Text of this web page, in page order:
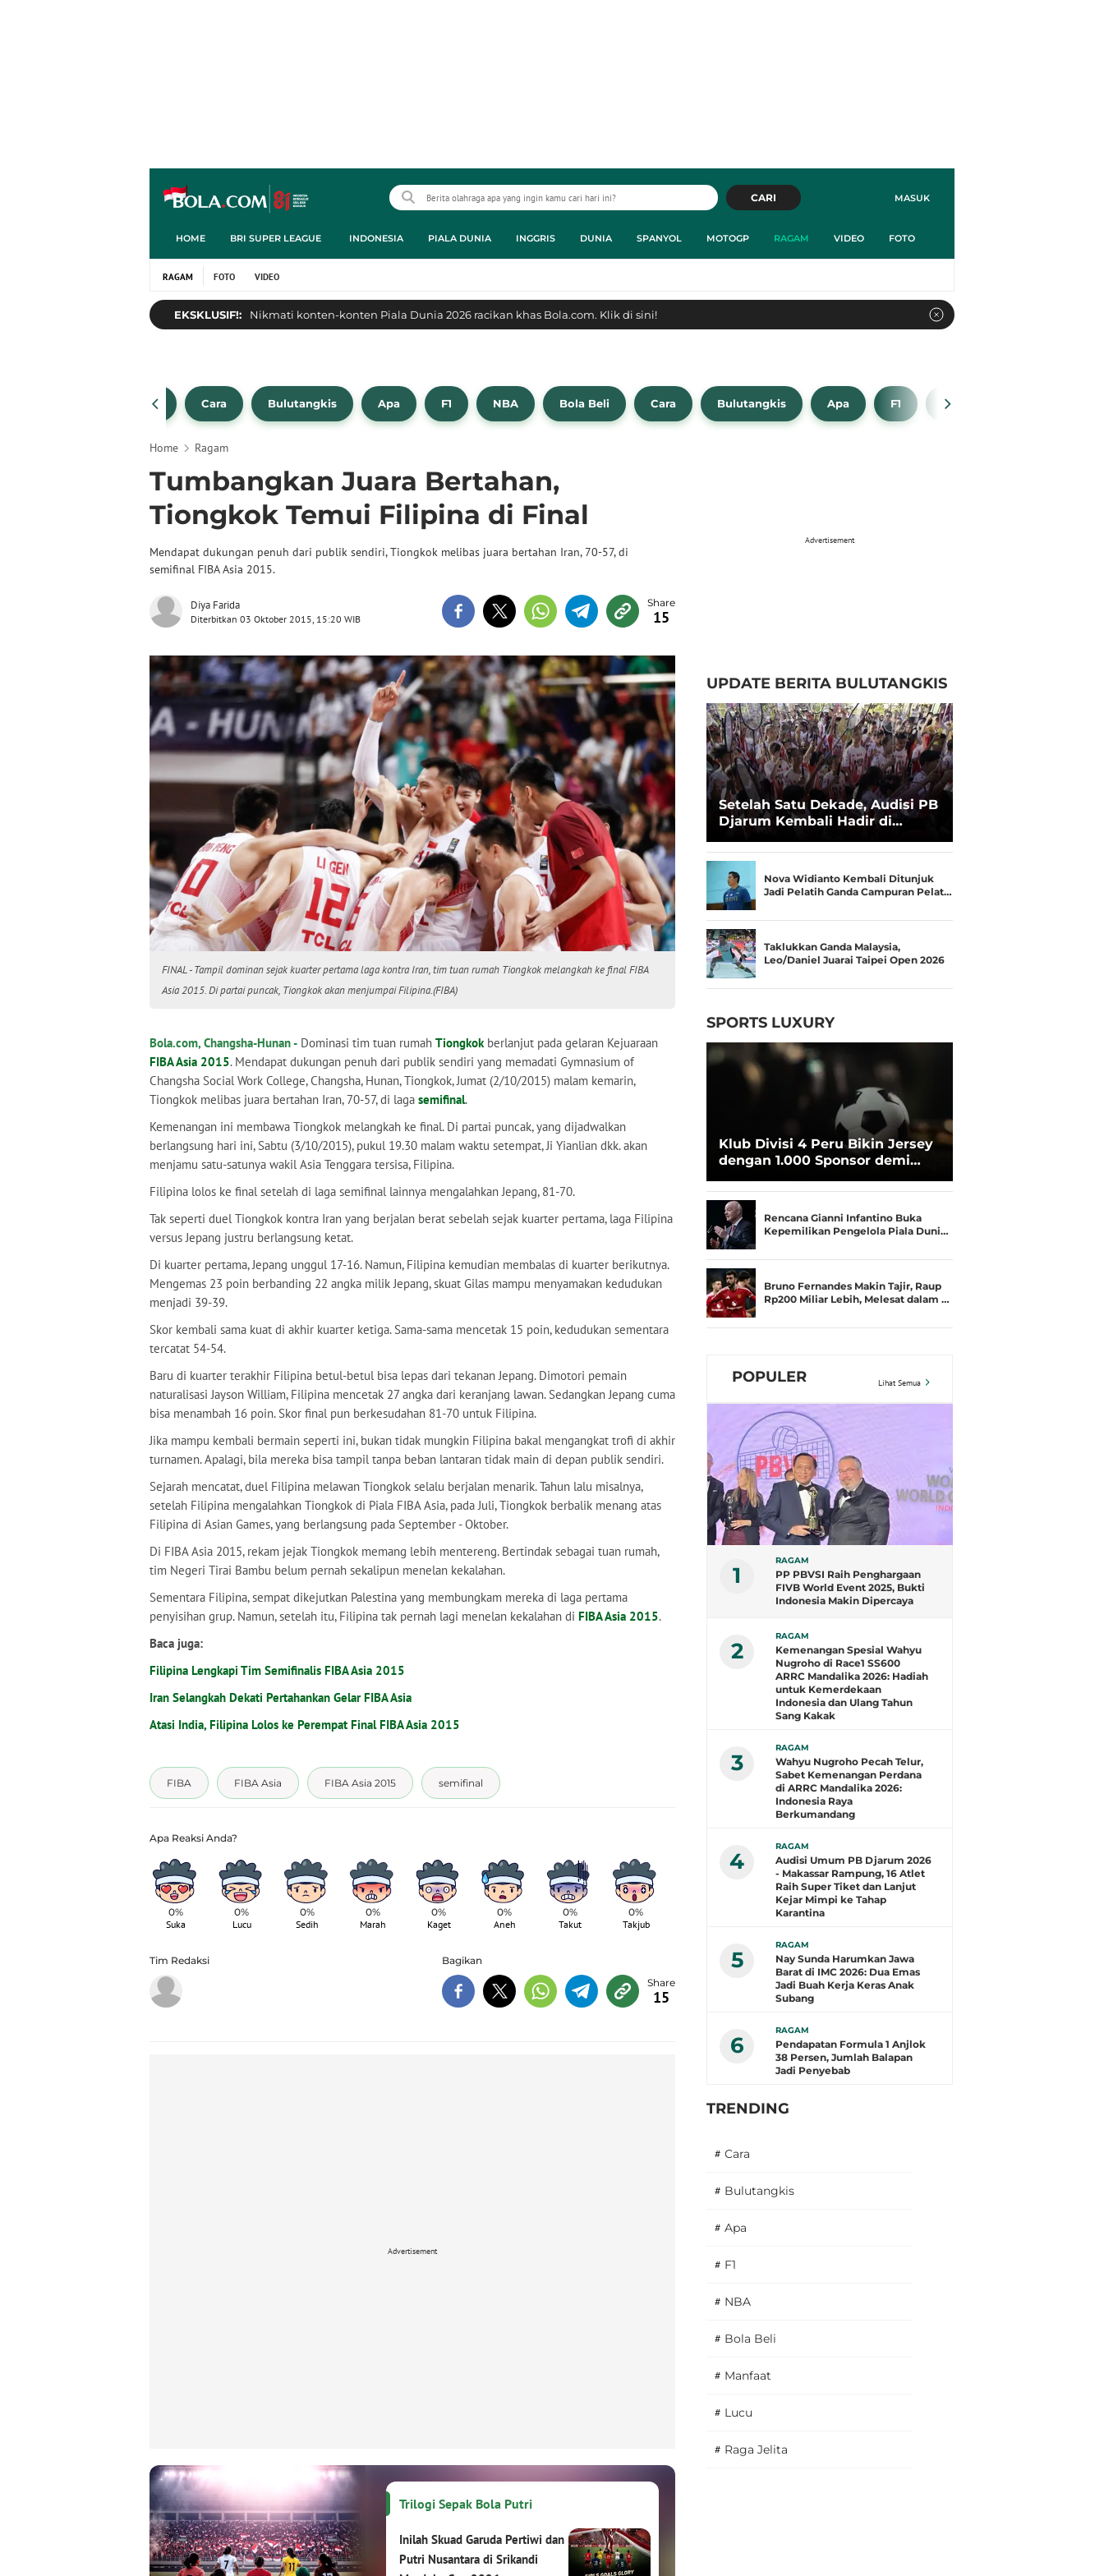
MASUK
CARI
HOME BRI SUPER LEAGUE INDONESIA PIALA DUNIA INGGRIS DUNIA SPANYOL MOTOGP RAGAM VIDEO FOTO
RAGAM FOTO VIDEO
EKSKLUSIF!: Nikmati konten-konten Piala Dunia 2026 racikan khas Bola.com. Klik di sini!
Bola Beli Cara Bulutangkis Apa F1 NBA Bola Beli Cara Bulutangkis Apa F1 NBA
Home Ragam
Tumbangkan Juara Bertahan,
Tiongkok Temui Filipina di Final
Mendapat dukungan penuh dari publik sendiri, Tiongkok melibas juara bertahan Iran, 70-57, di
semifinal FIBA Asia 2015.
Diya Farida
Diterbitkan 03 Oktober 2015, 15:20 WIB 15
FINAL - Tampil dominan sejak kuarter pertama laga kontra Iran, tim tuan rumah Tiongkok melangkah ke final FIBA
Asia 2015. Di partai puncak, Tiongkok akan menjumpai Filipina.(FIBA)
Bola.com, Changsha-Hunan - Dominasi tim tuan rumah Tiongkokberlanjut pada gelaran Kejuaraan
FIBA Asia 2015. Mendapat dukungan penuh dari publik sendiri yang memadati Gymnasium of
Changsha Social Work College, Changsha, Hunan, Tiongkok, Jumat (2/10/2015) malam kemarin,
Tiongkok melibas juara bertahan Iran, 70-57, di laga semifinal.
Kemenangan ini membawa Tiongkok melangkah ke final. Di partai puncak, yang dijadwalkan
berlangsung hari ini, Sabtu (3/10/2015), pukul 19.30 malam waktu setempat, Ji Yianlian dkk. akan
menjamu satu-satunya wakil Asia Tenggara tersisa, Filipina.
Filipina lolos ke final setelah di laga semifinal lainnya mengalahkan Jepang, 81-70.
Tak seperti duel Tiongkok kontra Iran yang berjalan berat sebelah sejak kuarter pertama, laga Filipina
versus Jepang justru berlangsung ketat.
Di kuarter pertama, Jepang unggul 17-16. Namun, Filipina kemudian membalas di kuarter berikutnya.
Mengemas 23 poin berbanding 22 angka milik Jepang, skuat Gilas mampu menyamakan kedudukan
menjadi 39-39.
Skor kembali sama kuat di akhir kuarter ketiga. Sama-sama mencetak 15 poin, kedudukan sementara
tercatat 54-54.
Baru di kuarter terakhir Filipina betul-betul bisa lepas dari tekanan Jepang. Dimotori pemain
naturalisasi Jayson William, Filipina mencetak 27 angka dari keranjang lawan. Sedangkan Jepang cuma
bisa menambah 16 poin. Skor final pun berkesudahan 81-70 untuk Filipina.
Jika mampu kembali bermain seperti ini, bukan tidak mungkin Filipina bakal mengangkat trofi di akhir
turnamen. Apalagi, bila mereka bisa tampil tanpa beban lantaran tidak main di depan publik sendiri.
Sejarah mencatat, duel Filipina melawan Tiongkok selalu berjalan menarik. Tahun lalu misalnya,
setelah Filipina mengalahkan Tiongkok di Piala FIBA Asia, pada Juli, Tiongkok berbalik menang atas
Filipina di Asian Games, yang berlangsung pada September - Oktober.
Di FIBA Asia 2015, rekam jejak Tiongkok memang lebih mentereng. Bertindak sebagai tuan rumah,
tim Negeri Tirai Bambu belum pernah sekalipun menelan kekalahan.
Sementara Filipina, sempat dikejutkan Palestina yang membungkam mereka di laga pertama
penyisihan grup. Namun, setelah itu, Filipina tak pernah lagi menelan kekalahan di FIBA Asia 2015.
Baca juga:
Filipina Lengkapi Tim Semifinalis FIBA Asia 2015
Iran Selangkah Dekati Pertahankan Gelar FIBA Asia
Atasi India, Filipina Lolos ke Perempat Final FIBA Asia 2015
FIBA FIBA Asia FIBA Asia 2015 semifinal
0%
Suka
0%
Lucu
0%
Sedih
0%
Marah
0%
Kaget
0%
Aneh
0%
Takut
0%
Takjub
Tim Redaksi Bagikan
15
Advertisement
Trilogi Sepak Bola Putri
Inilah Skuad Garuda Pertiwi dan
Putri Nusantara di Srikandi
Advertisement
UPDATE BERITA BULUTANGKIS
Setelah Satu Dekade, Audisi PB
Djarum Kembali Hadir di
Talenta Super
Nova Widianto Kembali Ditunjuk
Jadi Pelatih Ganda Campuran Pelat…
Taklukkan Ganda Malaysia,
Leo/Daniel Juarai Taipei Open 2026
SPORTS LUXURY
Klub Divisi 4 Peru Bikin Jersey
dengan 1.000 Sponsor demi
Rencana Gianni Infantino Buka
Kepemilikan Pengelola Piala Duni…
Bruno Fernandes Makin Tajir, Raup
Rp200 Miliar Lebih, Melesat dalam …
POPULER Lihat Semua
1
RAGAM
PP PBVSI Raih Penghargaan
FIVB World Event 2025, Bukti
Indonesia Makin Dipercaya
2
RAGAM
Kemenangan Spesial Wahyu
Nugroho di Race1 SS600
ARRC Mandalika 2026: Hadiah
untuk Kemerdekaan
Indonesia dan Ulang Tahun
Sang Kakak
3
RAGAM
Wahyu Nugroho Pecah Telur,
Sabet Kemenangan Perdana
di ARRC Mandalika 2026:
Indonesia Raya
Berkumandang
4
RAGAM
Audisi Umum PB Djarum 2026
- Makassar Rampung, 16 Atlet
Raih Super Tiket dan Lanjut
Kejar Mimpi ke Tahap
Karantina
5
RAGAM
Nay Sunda Harumkan Jawa
Barat di IMC 2026: Dua Emas
Jadi Buah Kerja Keras Anak
Subang
6
RAGAM
Pendapatan Formula 1 Anjlok
38 Persen, Jumlah Balapan
Jadi Penyebab
TRENDING
# Cara
# Bulutangkis
# Apa
# F1
# NBA
# Bola Beli
# Manfaat
# Lucu
# Raga Jelita